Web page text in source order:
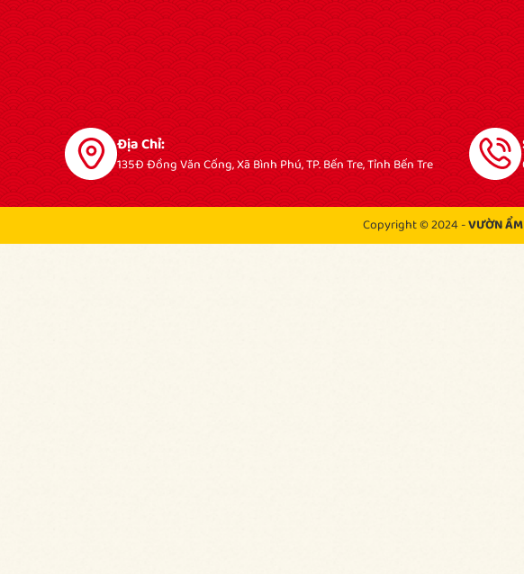
Địa Chỉ:
135Đ Đồng Văn Cống, Xã Bình Phú, TP. Bến Tre, Tỉnh Bến Tre
Copyright © 2024 -VƯỜN